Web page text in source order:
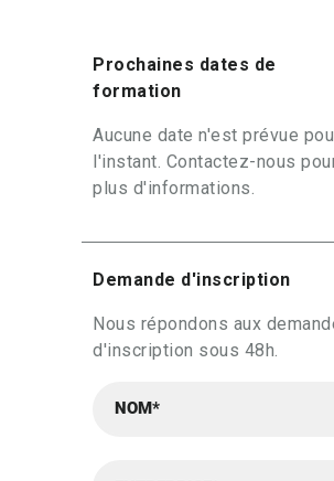
Prochaines dates de
formation
Aucune date n'est prévue
l'instant. Contactez-nous
plus d'informations.
Demande d'inscription
Nous répondons aux
d'inscription sous 48h.